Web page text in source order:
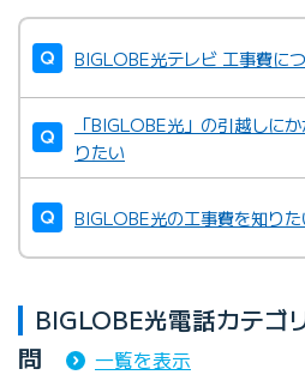
BIGLOBE光テレビ 工事費に
「BIGLOBE光」の引越しに
りたい
BIGLOBE光の工事費を知りた
BIGLOBE光電話カテゴ
問
一覧を表示